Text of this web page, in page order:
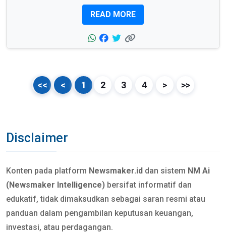
READ MORE
<< < 1 2 3 4 > >>
Disclaimer
Konten pada platform Newsmaker.id dan sistem NM Ai
(Newsmaker Intelligence) bersifat informatif dan
edukatif, tidak dimaksudkan sebagai saran resmi atau
panduan dalam pengambilan keputusan keuangan,
investasi, atau perdagangan.